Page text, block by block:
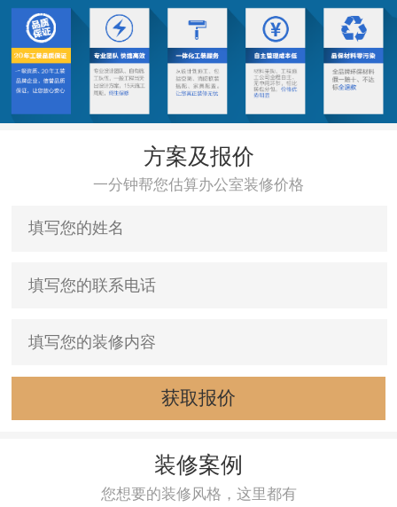
方案及报价
一分钟帮您估算办公室装修价格
获取报价
装修案例
您想要的装修风格，这里都有